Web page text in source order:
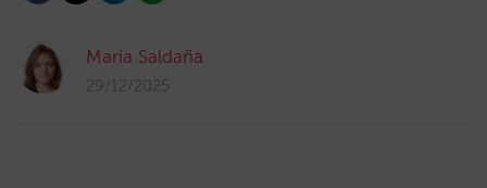
María Saldaña
29/12/2025